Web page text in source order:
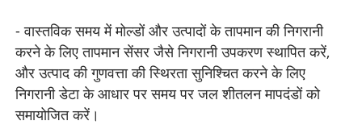
- वास्तविक समय में मोल्डों और उत्पादों के तापमान की निगरानी
करने के लिए तापमान सेंसर जैसे निगरानी उपकरण स्थापित करें,
और उत्पाद की गुणवत्ता की स्थिरता सुनिश्चित करने के लिए
निगरानी डेटा के आधार पर समय पर जल शीतलन मापदंडों को
समायोजित करें।